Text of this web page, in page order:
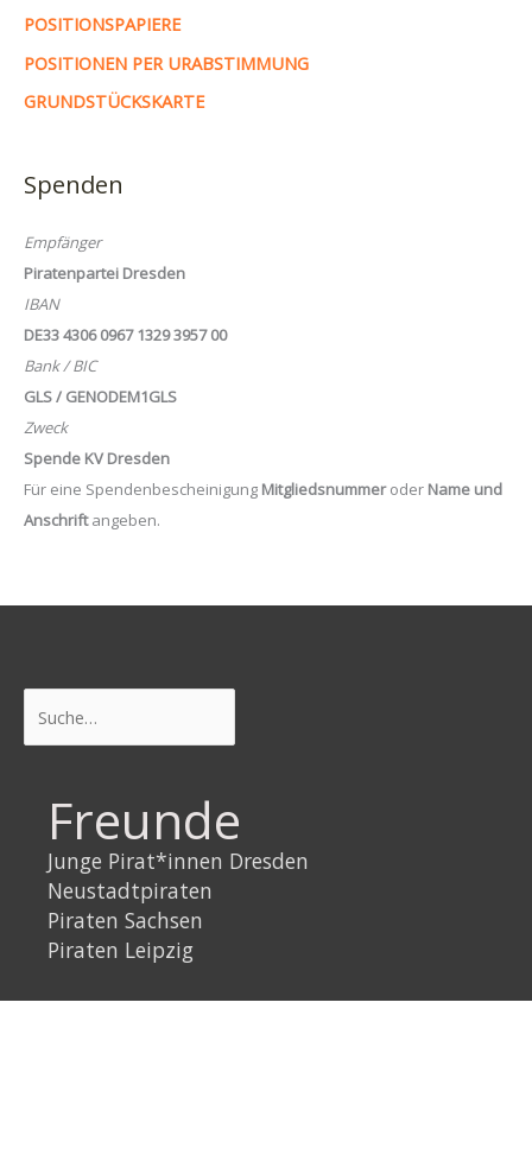
POSITIONSPAPIERE
POSITIONEN PER URABSTIMMUNG
GRUNDSTÜCKSKARTE
Spenden
Empfänger
Piratenpartei Dresden
IBAN
DE33 4306 0967 1329 3957 00
Bank / BIC
GLS / GENODEM1GLS
Zweck
Spende KV Dresden
Für eine Spendenbescheinigung Mitgliedsnummeroder Name und
Anschriftangeben.
Freunde
Junge Pirat*innen Dresden
Neustadtpiraten
Piraten Sachsen
Piraten Leipzig